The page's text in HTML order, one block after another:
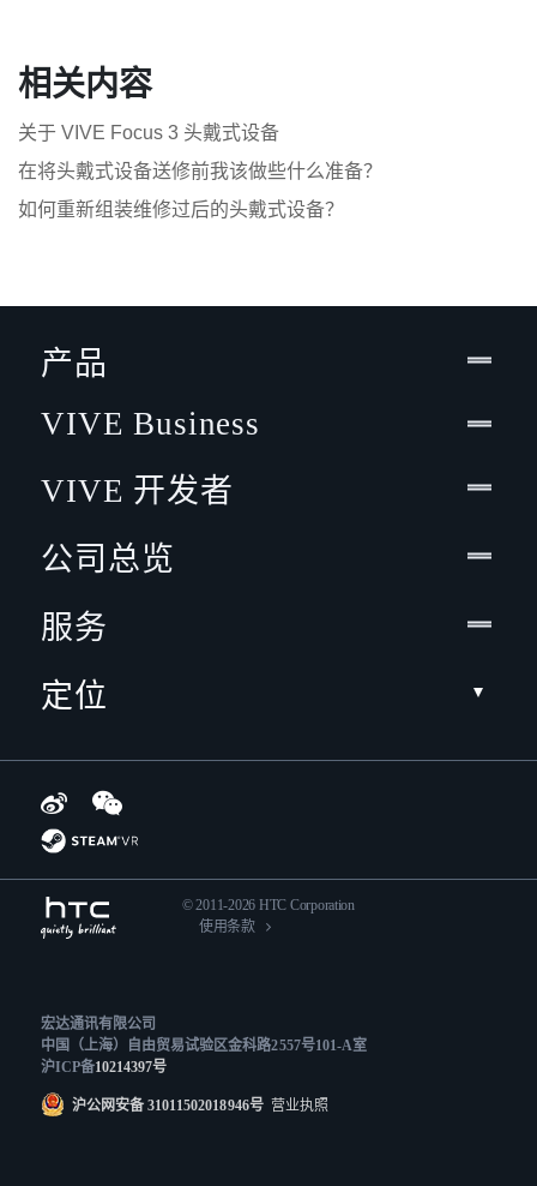
相关内容
关于 VIVE Focus 3 头戴式设备
在将头戴式设备送修前我该做些什么准备？
如何重新组装维修过后的头戴式设备？
产品
VIVE Business
VIVE 开发者
公司总览
服务
定位
© 2011-2026 HTC Corporation
使用条款
宏达通讯有限公司
中国（上海）自由贸易试验区金科路2557号101-A室
沪ICP备10214397号
沪公网安备 31011502018946号营业执照